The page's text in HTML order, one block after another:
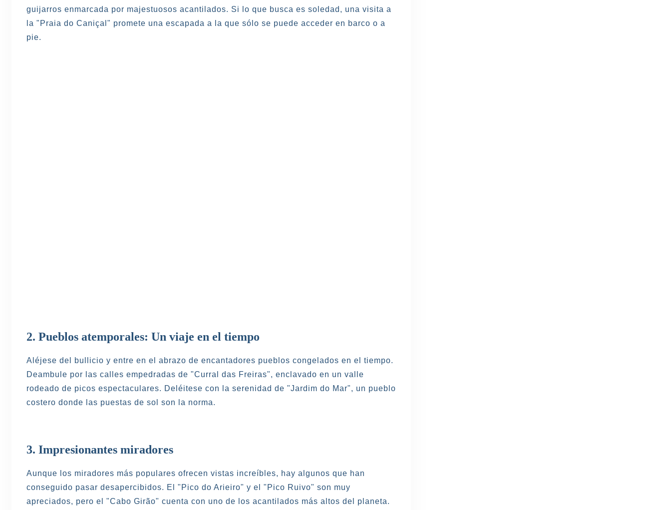
guijarros enmarcada por majestuosos acantilados. Si lo que busca es soledad, una visita a
la "Praia do Caniçal" promete una escapada a la que sólo se puede acceder en barco o a
pie.
2. Pueblos atemporales: Un viaje en el tiempo
Aléjese del bullicio y entre en el abrazo de encantadores pueblos congelados en el tiempo.
Deambule por las calles empedradas de "Curral das Freiras", enclavado en un valle
rodeado de picos espectaculares. Deléitese con la serenidad de "Jardim do Mar", un pueblo
costero donde las puestas de sol son la norma.
3. Impresionantes miradores
Aunque los miradores más populares ofrecen vistas increíbles, hay algunos que han
conseguido pasar desapercibidos. El "Pico do Arieiro" y el "Pico Ruivo" son muy
apreciados, pero el "Cabo Girão" cuenta con uno de los acantilados más altos del planeta.